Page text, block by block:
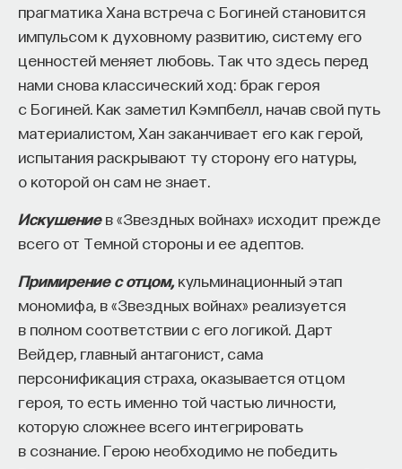
прагматика Хана встреча с Богиней становится
импульсом к духовному развитию, систему его
ценностей меняет любовь. Так что здесь перед
нами снова классический ход: брак героя
с Богиней. Как заметил Кэмпбелл, начав свой путь
материалистом, Хан заканчивает его как герой,
испытания раскрывают ту сторону его натуры,
о которой он сам не знает.
Искушениев «Звездных войнах» исходит прежде
всего от Темной стороны и ее адептов.
Примирение с отцом, кульминационный этап
мономифа, в «Звездных войнах» реализуется
в полном соответствии с его логикой. Дарт
Вейдер, главный антагонист, сама
персонификация страха, оказывается отцом
героя, то есть именно той частью личности,
которую сложнее всего интегрировать
в сознание. Герою необходимо не победить